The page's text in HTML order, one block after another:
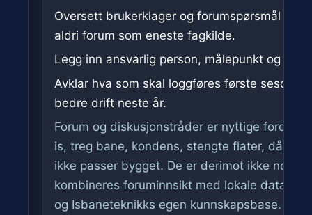
Oversett brukerklager og forumspørsmål til
aldri forum som eneste fagkilde.
Legg inn ansvarlig person, målepunkt og
Avklar hva som skal loggføres første
bedre drift neste år.
Forum og diskusjonstråder er nyttige fordi
is, treg bane, kondens, stengte flater, dårlig
ikke passer bygget. De er derimot ikke nok
kombineres foruminnsikt med lokale data,
og Isbaneteknikks egen kunnskapsbase.